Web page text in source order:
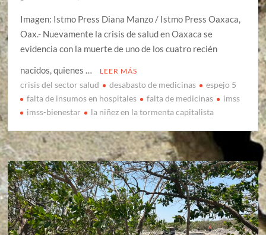
Imagen: Istmo Press Diana Manzo / Istmo Press Oaxaca,
Oax.- Nuevamente la crisis de salud en Oaxaca se
evidencia con la muerte de uno de los cuatro recién
nacidos, quienes …
LEER MÁS
crisis del sector salud desabasto de medicinas
espejo 5
falta de insumos en hospitales
falta de medicinas
imss
imss-bienestar
la niñez en la tormenta capitalista